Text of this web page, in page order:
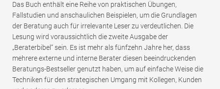
Das Buch enthält eine Reihe von praktischen Übungen,
Fallstudien und anschaulichen Beispielen, um die Grundlagen
der Beratung auch für irrelevante Leser zu verdeutlichen. Die
Lesung wird voraussichtlich die zweite Ausgabe der
„Beraterbibel“ sein. Es ist mehr als fünfzehn Jahre her, dass
mehrere externe und interne Berater diesen beeindruckenden
Beratungs-Bestseller genutzt haben, um auf einfache Weise die
Techniken für den strategischen Umgang mit Kollegen, Kunden